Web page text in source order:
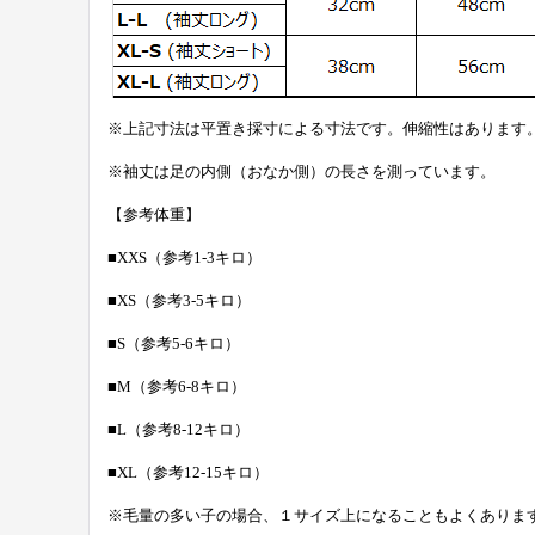
※上記寸法は平置き採寸による寸法です。伸縮性はあります
※袖丈は足の内側（おなか側）の長さを測っています。
【参考体重】
■XXS（参考1-3キロ）
■XS（参考3-5キロ）
■S（参考5-6キロ）
■M（参考6-8キロ）
■L（参考8-12キロ）
■XL（参考12-15キロ）
※毛量の多い子の場合、１サイズ上になることもよくありま